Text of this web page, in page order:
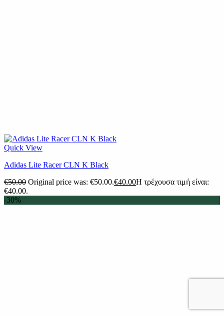
Quick View
Adidas Lite Racer CLN K Black
€50.00 Original price was: €50.00.€40.00Η τρέχουσα τιμή είναι:
€40.00.
-30%